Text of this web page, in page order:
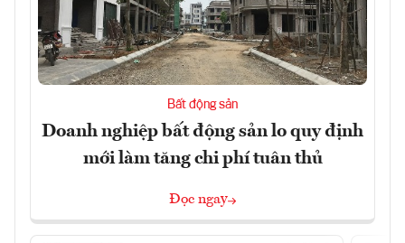
Bất động sản
Doanh nghiệp bất động sản lo quy định
mới làm tăng chi phí tuân thủ
Đọc ngay